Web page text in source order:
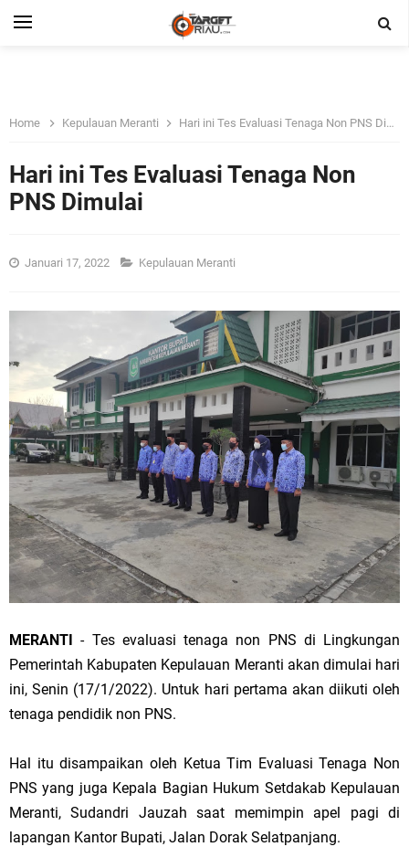
Home Kepulauan Meranti Hari ini Tes Evaluasi Tenaga Non PNS Dimulai
Hari ini Tes Evaluasi Tenaga Non
PNS Dimulai
Januari 17, 2022 Kepulauan Meranti
MERANTI
- Tes evaluasi tenaga non PNS di Lingkungan
Pemerintah Kabupaten Kepulauan Meranti akan dimulai hari
ini, Senin (17/1/2022). Untuk hari pertama akan diikuti oleh
tenaga pendidik non PNS.
Hal itu disampaikan oleh Ketua Tim Evaluasi Tenaga Non
PNS yang juga Kepala Bagian Hukum Setdakab Kepulauan
Meranti, Sudandri Jauzah saat memimpin apel pagi di
lapangan Kantor Bupati, Jalan Dorak Selatpanjang.